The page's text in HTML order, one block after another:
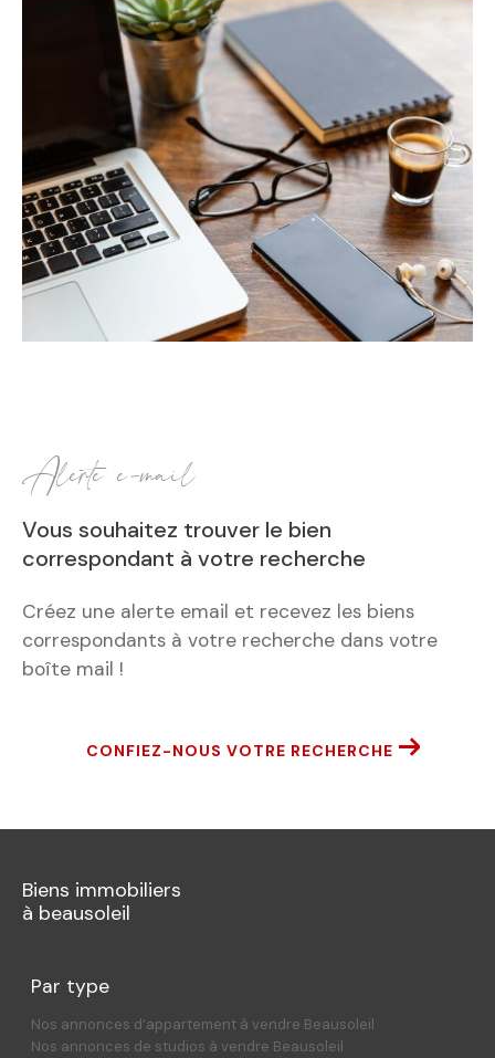
alerte e-mail
Vous souhaitez trouver le bien
correspondant à votre recherche
Créez une alerte email et recevez les biens
correspondants à votre recherche dans votre
boîte mail !
CONFIEZ-NOUS VOTRE RECHERCHE
Biens immobiliers
à beausoleil
Par type
Nos annonces d’appartement à vendre Beausoleil
Nos annonces de studios à vendre Beausoleil